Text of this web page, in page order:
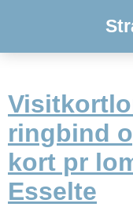
ringbind
kort pr
Esselte